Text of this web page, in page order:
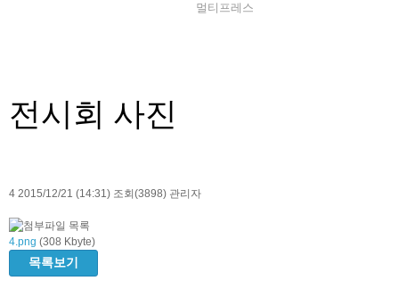
멀티프레스
전시회 사진
4 2015/12/21 (14:31) 조회(3898) 관리자
4.png (308 Kbyte)
목록보기